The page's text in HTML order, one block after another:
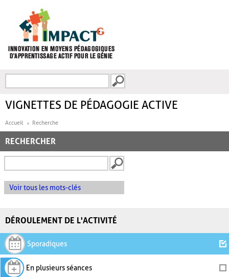
FORMULAIRE DE
VIGNETTES DE PÉDAGOGIE ACTIVE
Accueil Recherche
RECHERCHER
Voir tous les mots-clés
DÉROULEMENT DE L'ACTIVITÉ
Sporadiques
En plusieurs séances